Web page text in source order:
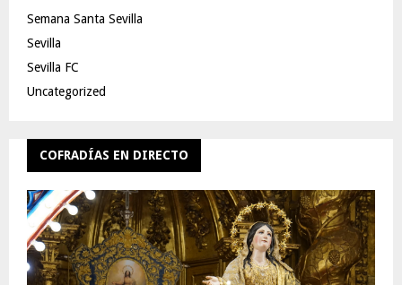
Semana Santa Sevilla
Sevilla
Sevilla FC
Uncategorized
COFRADÍAS EN DIRECTO